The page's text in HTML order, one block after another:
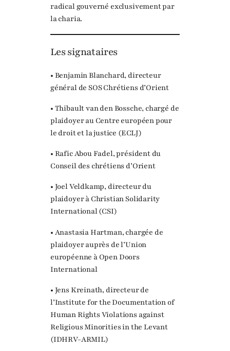
radical gouverné exclusivement par
la charia.
Les signataires
• Benjamin Blanchard, directeur
général de SOS Chrétiens d’Orient
• Thibault van den Bossche, chargé de
plaidoyer au Centre européen pour
le droit et la justice (ECLJ)
• Rafic Abou Fadel, président du
Conseil des chrétiens d’Orient
• Joel Veldkamp, directeur du
plaidoyer à Christian Solidarity
International (CSI)
• Anastasia Hartman, chargée de
plaidoyer auprès de l’Union
européenne à Open Doors
International
• Jens Kreinath, directeur de
l’Institute for the Documentation of
Human Rights Violations against
Religious Minorities in the Levant
(IDHRV-ARMIL)